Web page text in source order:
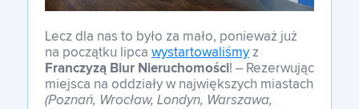
Lecz dla nas to było za mało, ponieważ już
na początku lipca wystartowaliśmyz
Franczyzą Biur Nieruchomości! – Rezerwując
miejsca na oddziały w największych miastach
(Poznań, Wrocław, Londyn, Warszawa,